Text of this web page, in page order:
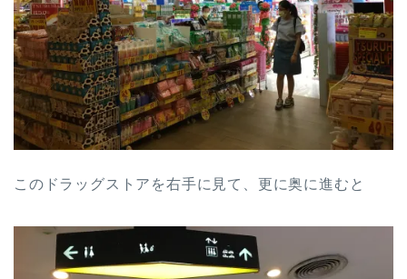
このドラッグストアを右手に見て、更に奥に進むと